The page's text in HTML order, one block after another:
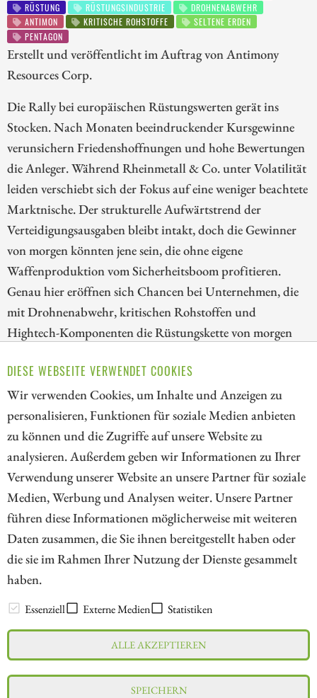
DIESE WEBSEITE VERWENDET COOKIES
Wir verwenden Cookies, um Inhalte und Anzeigen zu
personalisieren, Funktionen für soziale Medien anbieten
zu können und die Zugriffe auf unsere Website zu
analysieren. Außerdem geben wir Informationen zu Ihrer
Verwendung unserer Website an unsere Partner für soziale
Medien, Werbung und Analysen weiter. Unsere Partner
führen diese Informationen möglicherweise mit weiteren
Daten zusammen, die Sie ihnen bereitgestellt haben oder
die sie im Rahmen Ihrer Nutzung der Dienste gesammelt
haben.
Essenziell Externe Medien Statistiken
ALLE AKZEPTIEREN
SPEICHERN
RÜSTUNG
RÜSTUNGSINDUSTRIE
DROHNENABWEHR
ANTIMON
KRITISCHE ROHSTOFFE
SELTENE ERDEN
PENTAGON
Erstellt und veröffentlicht im Auftrag von Antimony
Resources Corp.
Die Rally bei europäischen Rüstungswerten gerät ins
Stocken. Nach Monaten beeindruckender Kursgewinne
verunsichern Friedenshoffnungen und hohe Bewertungen
die Anleger. Während Rheinmetall & Co. unter Volatilität
leiden verschiebt sich der Fokus auf eine weniger beachtete
Marktnische. Der strukturelle Aufwärtstrend der
Verteidigungsausgaben bleibt intakt, doch die Gewinner
von morgen könnten jene sein, die ohne eigene
Waffenproduktion vom Sicherheitsboom profitieren.
Genau hier eröffnen sich Chancen bei Unternehmen, die
mit Drohnenabwehr, kritischen Rohstoffen und
Hightech-Komponenten die Rüstungskette von morgen
Materials stehen exemplarisch für diese strategische
Neuausrichtung.
ZUM KOMMENTAR
// kapitalerhoehungen.de - © 2026 - Die Informationsplattform für
Investoren und Unternehmen rund um Kapitalerhöhung, Kapitalmarkt
und Unternehmensfinanzierung
LEXIKON
Impressum
Datenschutz
Interessenskonflikt & Risikohinweis